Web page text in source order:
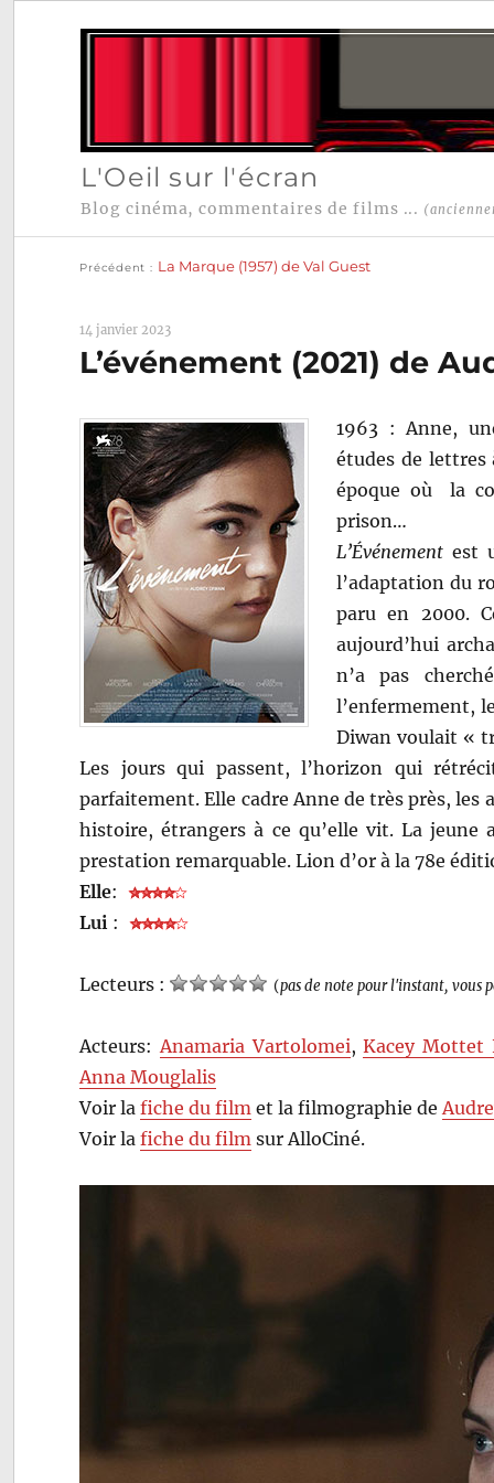
L'Oeil sur l'écran
Blog cinéma, commentaires de films ...
Navigation
l’article
Précédent La Marque (1957) de Val Guest
14 janvier 2023
L’événement (2021) de
1963 : Anne,
études de lettres
époque où la
prison…
L’Événement est
l’adaptation du
paru en 2000.
aujourd’hui
n’a pas
l’enfermement,
Diwan voulait «
Les jours qui passent, l’horizon qui
parfaitement. Elle cadre Anne de très près, les
histoire, étrangers à ce qu’elle vit. La
prestation remarquable. Lion d’or à la 78e
Elle:
Lui :
Lecteurs : (pas de note pour l'instant, vous
Acteurs: Anamaria Vartolomei,Kacey Mottet
Anna Mouglalis
Voir lafiche du film et la filmographie de
Voir lafiche du film sur AlloCiné.